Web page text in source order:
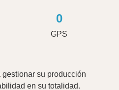
GPS
0
su producción
en su totalidad.